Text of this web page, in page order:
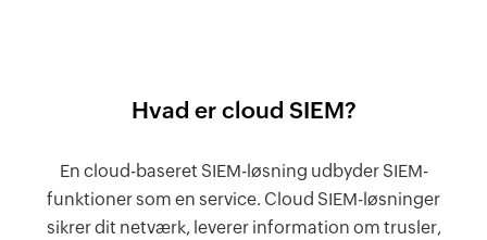
Hvad er cloud SIEM?
En cloud-baseret SIEM-løsning udbyder SIEM-
funktioner som en service. Cloud SIEM-løsninger
sikrer dit netværk, leverer information om trusler,